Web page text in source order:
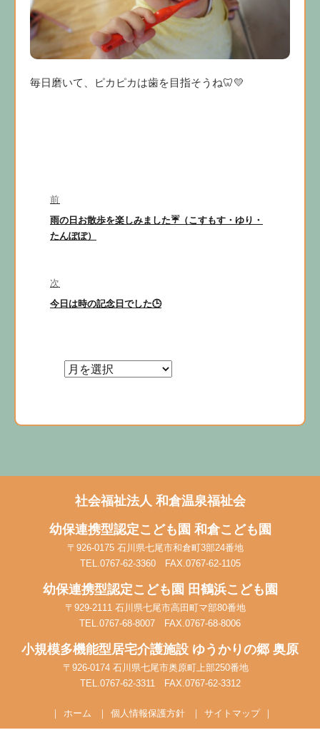
毎日磨いて、ピカピカは歯を目指そうね🦷💛
稿
ナ
ゲ
ー
前
前
の
雨の日お散歩を楽しみました☔（こすもす・ゆり・
たんぽぽ）
次
次
今日は時の記念日でした🕒
社会福祉法人 和倉温泉福祉会
幼保連携型認定こども園 和倉こども園
〒926-0175 石川県七尾市和倉町3部24番地
TEL.0767-62-3360 FAX.0767-62-1105
幼保連携型認定こども園 田鶴浜こども園
〒929-2111 石川県七尾市高田町マ部80番地
TEL.0767-68-8007 FAX.0767-68-8006
小規模多機能型居宅介護施設 ゆうかりの郷 奥原
〒926-0174 石川県七尾市奥原町上部250番地
TEL.0767-62-3311 FAX.0767-62-3312
ホーム 個人情報保護方針 サイトマップ